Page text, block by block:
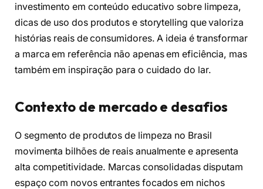
investimento em conteúdo educativo sobre limpeza,
dicas de uso dos produtos e storytelling que valoriza
histórias reais de consumidores. A ideia é transformar
a marca em referência não apenas em eficiência, mas
também em inspiração para o cuidado do lar.
Contexto de mercado e desafios
O segmento de produtos de limpeza no Brasil
movimenta bilhões de reais anualmente e apresenta
alta competitividade. Marcas consolidadas disputam
espaço com novos entrantes focados em nichos